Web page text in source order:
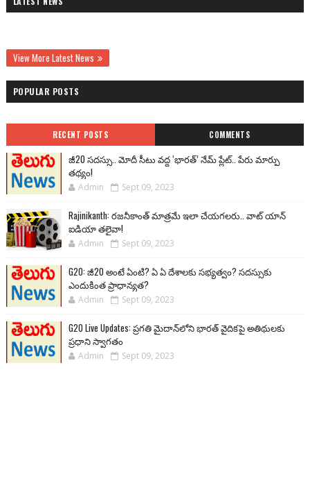
View More Latest News
POPULAR POSTS
RECENT POSTS COMMENTS
జీ20 సదస్సు.. మోదీ సీటు వద్ద ‘భారత్’ నేమ్ ప్లేట్‌.. పేరు మార్పు
తథ్యం!
Admin Sept 09, 2023
Rajinikanth: రజనీకాంత్ మాత్రమే ఇలా చేయగలరు.. వాట్ యాన్
ఐడియా తలైవా!
Admin Sept 09, 2023
G20: జీ20 అంటే ఏంటి? ఏ ఏ దేశాలకు సభ్యత్వం? సదస్సుకు
ఎందుకింత ప్రాధాన్యత?
Admin Sept 09, 2023
G20 Live Updates: ప్రగతి మైదాన్‌లోని భారత్ వైదికపై అతిథులకు
ప్రధాని స్వాగతం
Admin Sept 09, 2023